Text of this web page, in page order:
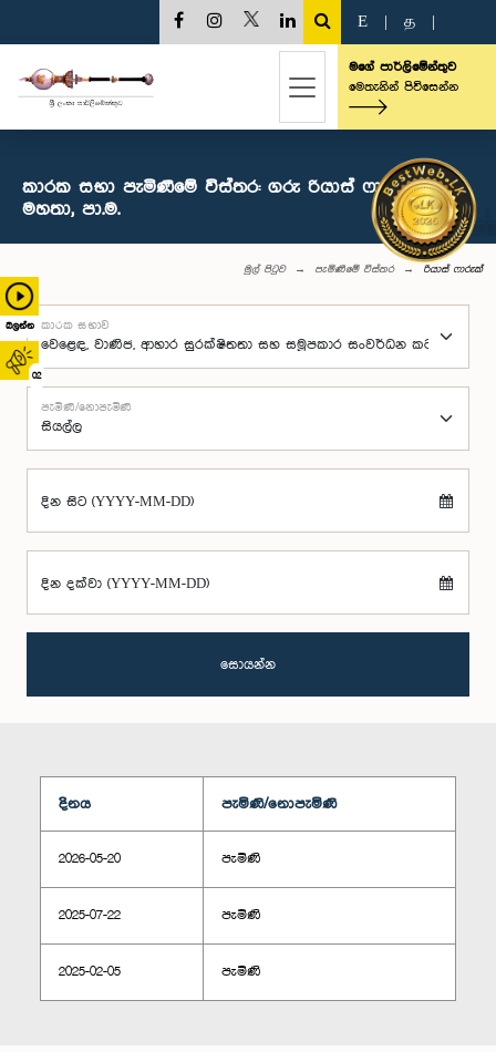
බලන්න
02
E த
මගේ පාර්ලිමේන්තුව
මෙතැනින් පිවිසෙන්න
කාරක සභා පැමිණීමේ විස්තර: ගරු රියාස් ෆාරුක්
මහතා, පා.ම.
මුල් පිටුව පැමිණීමේ විස්තර රියාස් ෆාරුක්
කාරක සභාව
පැමිණි/නොපැමිණි
දින සිට (YYYY-MM-DD)
දින දක්වා (YYYY-MM-DD)
සොයන්න
දිනය පැමිණි/නොපැමිණි
2026-05-20 පැමිණි
2025-07-22 පැමිණි
2025-02-05 පැමිණි